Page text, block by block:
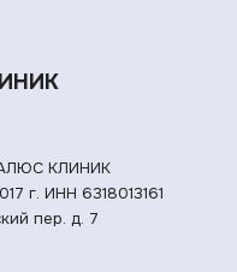
КЛИНИК
г. ИНН 6318013161
пер. д. 7